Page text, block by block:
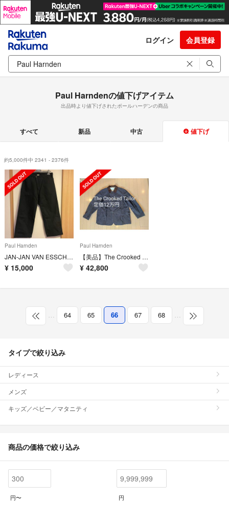
ログイン 会員登録
Paul Harndenの値下げアイテム
出品時より値下げされたポールハーデンの商品
すべて 新品 中古 値下げ
約5,000件中 2341 - 2376件
Paul Harnden
JAN-JAN VAN ESSCHE WIDE LEGGED TROUSERS
¥ 15,000
Paul Harnden
【美品】The Crooked Tailor ハンティングコート 48
¥ 42,800
… 64 65 66 67 68 …
タイプで絞り込み
レディース
メンズ
キッズ／ベビー／マタニティ
商品の価格で絞り込み
円〜 円